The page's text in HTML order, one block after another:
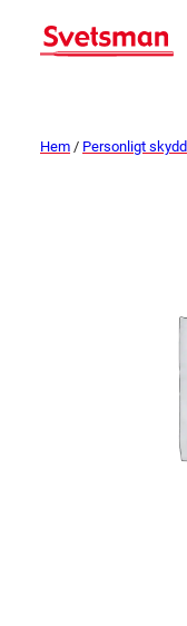
Hem / Personligt skydd